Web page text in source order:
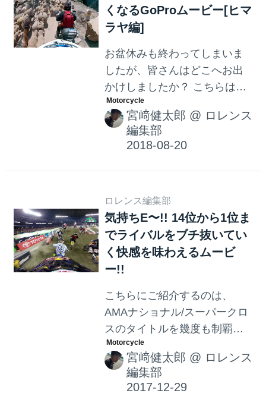
くなるGoProムービー[ヒマ
ラヤ編]
お盆休みも終わってしまいま
したが、皆さんはどこへお出
かけしましたか？ こちらはヒ
マラヤの旅4,500km! をおさめ
た、GoProのヘルメットカム
映像です。この動画を見る
と、きっと旅に出たくなっち
宮﨑健太郎 @ ロレンス
編集部
ロレンス編集部
気持ちE〜!! 14位から1位ま
でライバルをブチ抜いてい
く快感を味わえるムービ
ー!!
こちらにご紹介するのは、
AMAナショナル/スーパークロ
スのタイトルを幾度も制覇し
たスーパースター、"JS7"こと
ジェームズ・スチュワートの
GoPro動画です。舞台は2014
宮﨑健太郎 @ ロレンス
編集部